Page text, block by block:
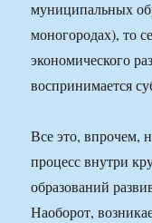
муниципальных
моногородах), то
экономического
воспринимается
Все это, впрочем,
процесс внутри
образований
Наоборот,